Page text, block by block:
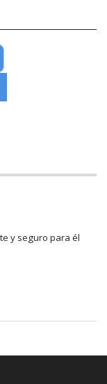
y seguro para él